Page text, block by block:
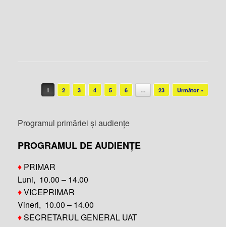
Post navigation
1 2 3 4 5 6 … 23 Următor »
Programul primăriei și audiențe
PROGRAMUL DE AUDIENȚE
♦ PRIMAR
Luni, 10.00 – 14.00
♦VICEPRIMAR
Vineri, 10.00 – 14.00
♦SECRETARUL GENERAL UAT